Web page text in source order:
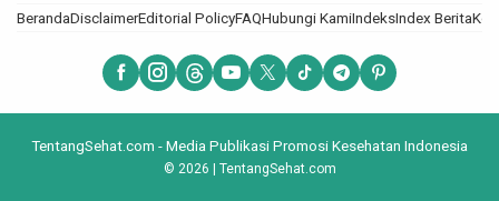
BerandaDisclaimerEditorial PolicyFAQHubungi KamiIndeksIndex Berita
TentangSehat.com - Media Publikasi Promosi Kesehatan Indonesia
© 2026 | TentangSehat.com